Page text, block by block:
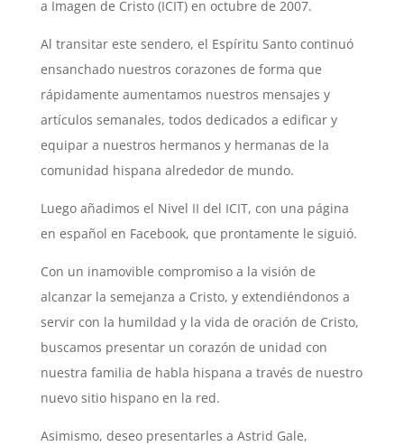
a Imagen de Cristo (ICIT) en octubre de 2007.
Al transitar este sendero, el Espíritu Santo continuó
ensanchado nuestros corazones de forma que
rápidamente aumentamos nuestros mensajes y
artículos semanales, todos dedicados a edificar y
equipar a nuestros hermanos y hermanas de la
comunidad hispana alrededor de mundo.
Luego añadimos el Nivel II del ICIT, con una página
en español en Facebook, que prontamente le siguió.
Con un inamovible compromiso a la visión de
alcanzar la semejanza a Cristo, y extendiéndonos a
servir con la humildad y la vida de oración de Cristo,
buscamos presentar un corazón de unidad con
nuestra familia de habla hispana a través de nuestro
nuevo sitio hispano en la red.
Asimismo, deseo presentarles a Astrid Gale,